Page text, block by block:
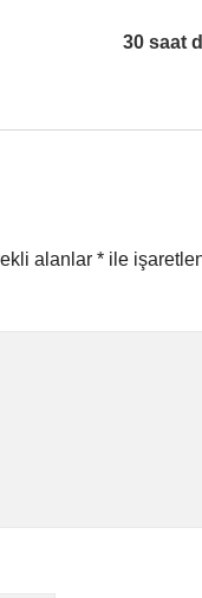
30 saat
alanlar * ile